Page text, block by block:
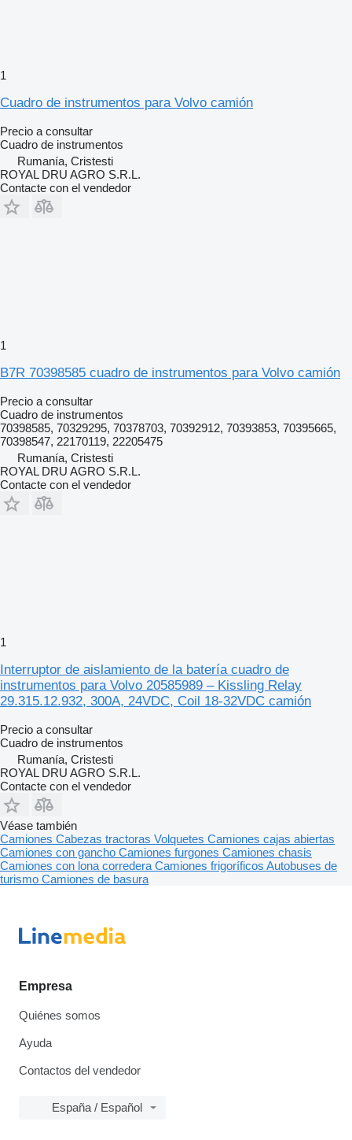
1
Cuadro de instrumentos para Volvo camión
Precio a consultar
Cuadro de instrumentos
Rumanía, Cristesti
ROYAL DRU AGRO S.R.L.
Contacte con el vendedor
1
B7R 70398585 cuadro de instrumentos para Volvo camión
Precio a consultar
Cuadro de instrumentos
70398585, 70329295, 70378703, 70392912, 70393853, 70395665,
70398547, 22170119, 22205475
Rumanía, Cristesti
ROYAL DRU AGRO S.R.L.
Contacte con el vendedor
1
Interruptor de aislamiento de la batería cuadro de
instrumentos para Volvo 20585989 – Kissling Relay
29.315.12.932, 300A, 24VDC, Coil 18-32VDC camión
Precio a consultar
Cuadro de instrumentos
Rumanía, Cristesti
ROYAL DRU AGRO S.R.L.
Contacte con el vendedor
Véase también
Camiones Cabezas tractoras Volquetes Camiones cajas abiertas
Camiones con gancho Camiones furgones Camiones chasis
Camiones con lona corredera Camiones frigoríficos Autobuses de
turismo Camiones de basura
Empresa
Quiénes somos
Ayuda
Contactos del vendedor
España / Español